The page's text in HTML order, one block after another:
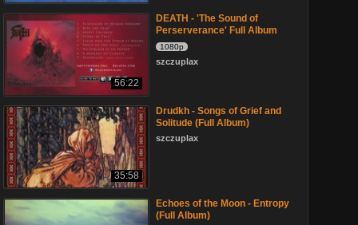
56:22
DEATH - 'The Sound of
Perserverance' Full Album
1080p
szczuplax
35:58
Drudkh - Songs of Grief and
Solitude (Full Album)
szczuplax
Echoes of the Moon - Entropy
(Full Album)